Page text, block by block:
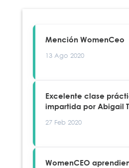
Mención WomenCeo
13 Ago 2020
Excelente clase
impartida por Abigail
27 Feb 2020
WomenCEO